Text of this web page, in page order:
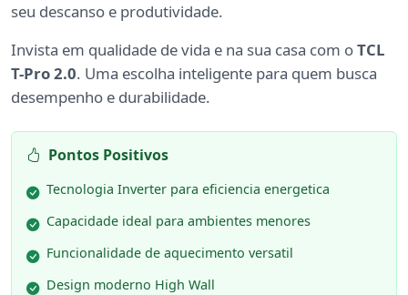
seu descanso e produtividade.
Invista em qualidade de vida e na sua casa com oTCL
T-Pro 2.0. Uma escolha inteligente para quem busca
desempenho e durabilidade.
Pontos Positivos
Tecnologia Inverter para eficiencia energetica
Capacidade ideal para ambientes menores
Funcionalidade de aquecimento versatil
Design moderno High Wall